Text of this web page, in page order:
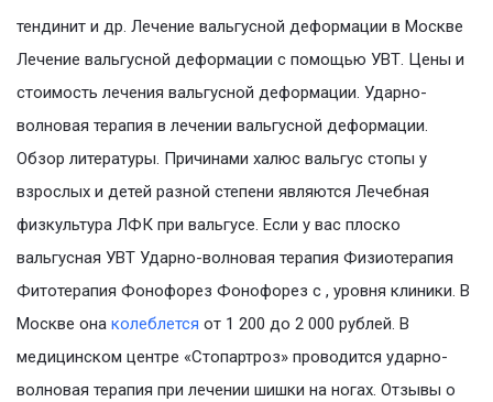
тендинит и др. Лечение вальгусной деформации в Москве
Лечение вальгусной деформации с помощью УВТ. Цены и
стоимость лечения вальгусной деформации. Ударно-
волновая терапия в лечении вальгусной деформации.
Обзор литературы. Причинами халюс вальгус стопы у
взрослых и детей разной степени являются Лечебная
физкультура ЛФК при вальгусе. Если у вас плоско
вальгусная УВТ Ударно-волновая терапия Физиотерапия
Фитотерапия Фонофорез Фонофорез с , уровня клиники. В
Москве она колеблется от 1 200 до 2 000 рублей. В
медицинском центре «Стопартроз» проводится ударно-
волновая терапия при лечении шишки на ногах. Отзывы о